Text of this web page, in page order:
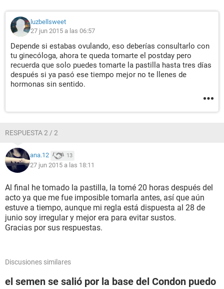
luzbellsweet
27 jun 2015 a las 06:57
Depende si estabas ovulando, eso deberías consultarlo con
tu ginecóloga, ahora te queda tomarte el postday pero
recuerda que solo puedes tomarte la pastilla hasta tres días
después si ya pasó ese tiempo mejor no te llenes de
hormonas sin sentido.
RESPUESTA 2 / 2
ana.12 13
27 jun 2015 a las 18:11
Al final he tomado la pastilla, la tomé 20 horas después del
acto ya que me fue imposible tomarla antes, así que aún
estuve a tiempo, aunque mi regla está dispuesta al 28 de
junio soy irregular y mejor era para evitar sustos.
Gracias por sus respuestas.
Discusiones similares
el semen se salió por la base del Condon puedo